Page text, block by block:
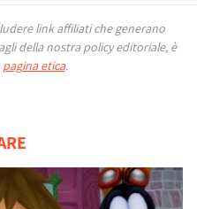
link affiliati che generano
della nostra policy editoriale, è
pagina etica.